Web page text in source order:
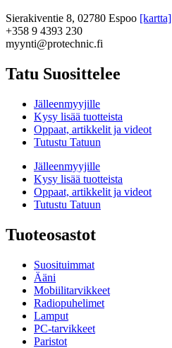
Sierakiventie 8, 02780 Espoo [kartta]
+358 9 4393 230
myynti@protechnic.fi
Tatu Suosittelee
Jälleenmyyjille
Kysy lisää tuotteista
Oppaat, artikkelit ja videot
Tutustu Tatuun
Jälleenmyyjille
Kysy lisää tuotteista
Oppaat, artikkelit ja videot
Tutustu Tatuun
Tuoteosastot
Suosituimmat
Ääni
Mobiilitarvikkeet
Radiopuhelimet
Lamput
PC-tarvikkeet
Paristot